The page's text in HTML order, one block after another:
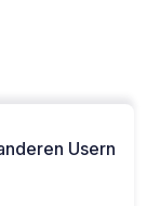
Usern